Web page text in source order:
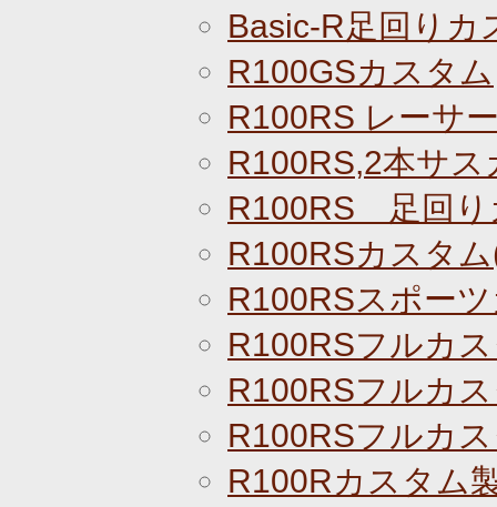
Basic-R足回りカ
R100GSカスタム
R100RS レーサ
R100RS,2本サス
R100RS 足回り
R100RSカスタ
R100RSスポー
R100RSフルカ
R100RSフルカ
R100RSフルカ
R100Rカスタム